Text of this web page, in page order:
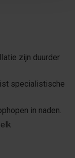
zijn duurder
specialistische
in naden.